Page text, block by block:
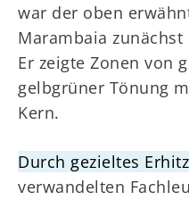
war der oben
Marambaia
Er zeigte Zonen von
gelbgrüner Tönung
Kern.
Durch gezieltes
verwandelten